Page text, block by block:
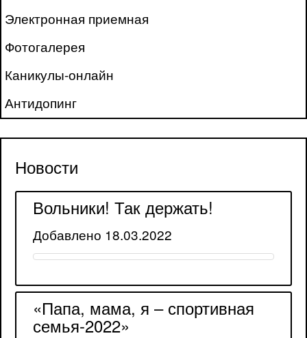
Электронная приемная
Фотогалерея
Каникулы-онлайн
Антидопинг
Новости
Вольники! Так держать!
Добавлено 18.03.2022
«Папа, мама, я – спортивная
семья-2022»